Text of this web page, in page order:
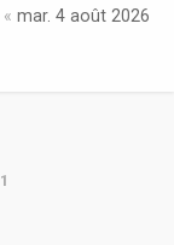
« mar. 4 août 2026
1